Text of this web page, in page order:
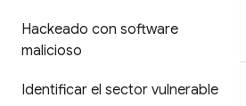
Hackeado con software
malicioso
Identificar el sector vulnerable